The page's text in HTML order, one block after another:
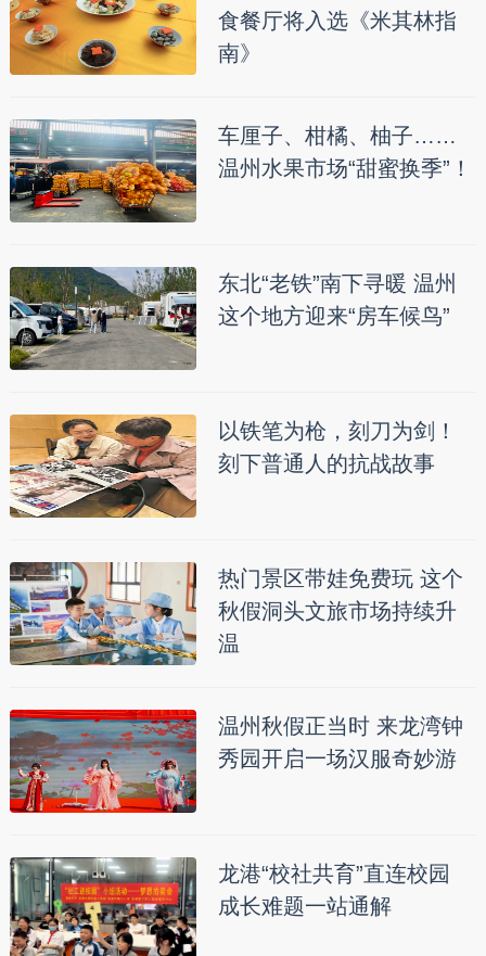
食餐厅将入选《米其林指
南》
车厘子、柑橘、柚子……
温州水果市场“甜蜜换季”！
东北“老铁”南下寻暖 温州
这个地方迎来“房车候鸟”
以铁笔为枪，刻刀为剑！
刻下普通人的抗战故事
热门景区带娃免费玩 这个
秋假洞头文旅市场持续升
温
温州秋假正当时 来龙湾钟
秀园开启一场汉服奇妙游
龙港“校社共育”直连校园
成长难题一站通解